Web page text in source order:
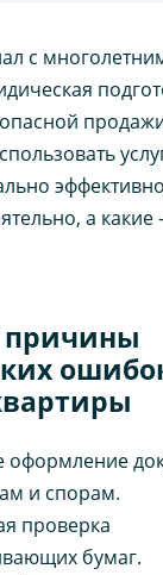
с
а
оформление
и спорам.
проверка
бумаг.